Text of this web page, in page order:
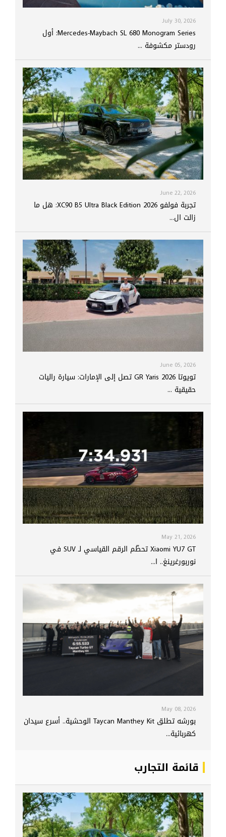
July 30, 2026
Mercedes-Maybach SL 680 Monogram Series: أول
رودستر مكشوفة ...
June 22, 2026
تجربة فولفو XC90 B5 Ultra Black Edition 2026: هل ما
زالت ال...
June 05, 2026
تويوتا GR Yaris 2026 تصل إلى الإمارات: سيارة راليات
حقيقية ...
May 21, 2026
Xiaomi YU7 GT تحطّم الرقم القياسي لـ SUV في
نوربورغرينغ.. ا...
May 08, 2026
بورشه تطلق Taycan Manthey Kit الوحشية.. أسرع سيدان
كهربائية...
قائمة التجارب